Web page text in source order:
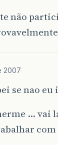
não
2007
se nao eu
… vai
com